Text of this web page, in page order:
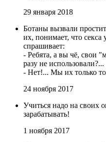
29 января 2018
Ботаны вызвали
их, понимает, что
спрашивает:
- Ребята, а вы чё, свои
разу не использовали?...
- Нет!... Мы их только
24 ноября 2017
Учиться надо на своих
зарабатывать!
1 ноября 2017